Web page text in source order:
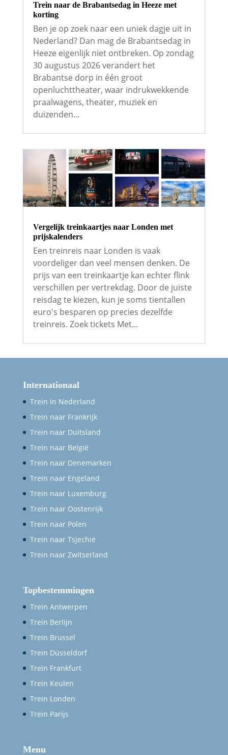
Trein naar de Brabantsedag in Heeze met
korting
Ben je op zoek naar een uniek dagje uit in
Nederland? Dan mag de Brabantsedag in
Heeze eigenlijk niet ontbreken. Op zondag
30 augustus 2026 verandert het
Brabantse dorp in één groot
openluchttheater, waar indrukwekkende
praalwagens, theater, muziek en
duizenden...
Vergelijk treinkaartjes naar Londen met
prijskalenders
Een treinreis naar Londen is vaak
voordeliger dan veel mensen denken. De
prijs van een treinkaartje kan echter flink
verschillen per vertrekdag. Door de juiste
reisdag te kiezen, kun je soms tientallen
euro's besparen op precies dezelfde
treinreis. Zoek tickets Met...
Internationaal
Trein in Nederland
Trein naar Frankrijk
Trein naar Duitsland
Trein naar België
Trein naar Denemarken
Trein naar Engeland
Trein naar Luxemburg
Trein naar Oostenrijk
Trein naar Polen
Trein naar Tsjechië
Trein naar Zwitserland
Topbestemmingen
Trein Antwerpen
Trein Berlijn
Trein Brussel
Trein Düsseldorf
Trein Frankfurt
Trein Keulen
Trein Londen
Trein Parijs
Menu